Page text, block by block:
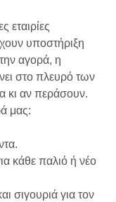
εταιρίες
υποστήριξη
αγορά, η
στο πλευρό των
κι αν περάσουν.
μας:
κάθε παλιό ή νέο
σιγουριά για τον